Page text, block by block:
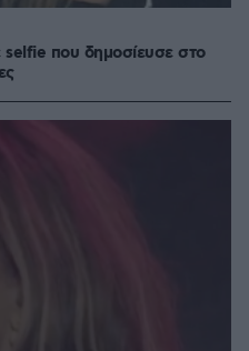
που δημοσίευσε στο